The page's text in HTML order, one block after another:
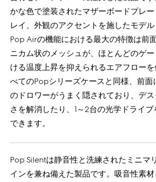
かな色で塗装されたマザーボードプレ
レイ、外観のアクセントを施したモデル
Pop Airの機能における最大の特徴は前
ニカム状のメッシュが、ほとんどのゲ
ける温度上昇を抑えられるエアフロー
べてのPopシリーズケースと同様、前面
のドロワーがうまく隠されており、デ
さを解消したり、1～2台の光学ドライ
できます。
Pop Silentは静音性と洗練されたミニマ
インを兼ね備えた製品です。吸音性素